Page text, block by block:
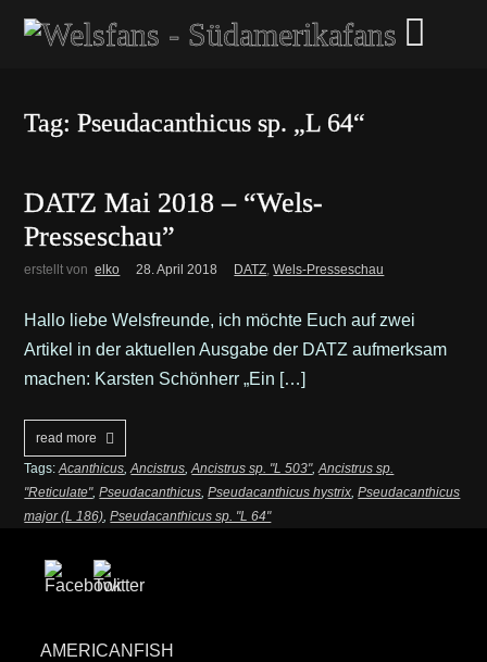
Tag: Pseudacanthicus sp. „L 64“
DATZ Mai 2018 – “Wels-
Presseschau”
erstellt von elko 28. April 2018 DATZ,Wels-Presseschau
Hallo liebe Welsfreunde, ich möchte Euch auf zwei
Artikel in der aktuellen Ausgabe der DATZ aufmerksam
machen: Karsten Schönherr „Ein […]
read more
Tags:Acanthicus,Ancistrus,Ancistrus sp. "L 503",Ancistrus sp.
"Reticulate",Pseudacanthicus,Pseudacanthicus hystrix,Pseudacanthicus
major (L 186),Pseudacanthicus sp. "L 64"
AMERICANFISH